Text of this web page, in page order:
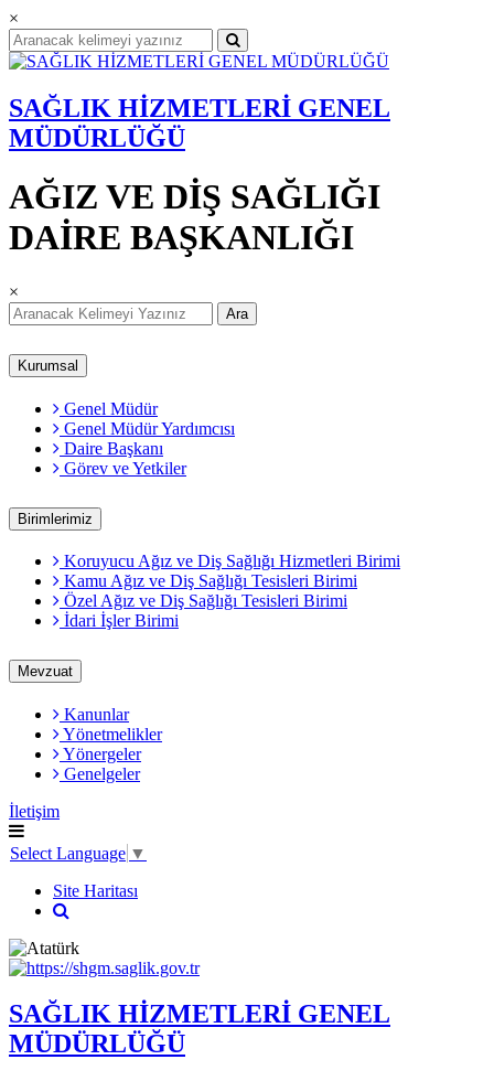
×
SAĞLIK HİZMETLERİ GENEL
MÜDÜRLÜĞÜ
AĞIZ VE DİŞ SAĞLIĞI
DAİRE BAŞKANLIĞI
×
Ara
Kurumsal
Genel Müdür
Genel Müdür Yardımcısı
Daire Başkanı
Görev ve Yetkiler
Birimlerimiz
Koruyucu Ağız ve Diş Sağlığı Hizmetleri Birimi
Kamu Ağız ve Diş Sağlığı Tesisleri Birimi
Özel Ağız ve Diş Sağlığı Tesisleri Birimi
İdari İşler Birimi
Mevzuat
Kanunlar
Yönetmelikler
Yönergeler
Genelgeler
İletişim
Select Language ▼
Site Haritası
SAĞLIK HİZMETLERİ GENEL
MÜDÜRLÜĞÜ